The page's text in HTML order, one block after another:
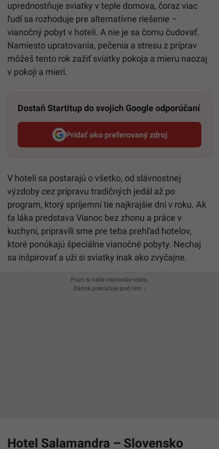
uprednostňuje sviatky v teple domova, čoraz viac
ľudí sa rozhoduje pre alternatívne riešenie –
vianočný pobyt v hoteli. A nie je sa čomu čudovať.
Namiesto upratovania, pečenia a stresu z príprav
môžeš tento rok zažiť sviatky pokoja a mieru naozaj
v pokoji a mieri.
Dostaň Startitup do svojich Google odporúčaní
Pridať ako preferovaný zdroj
Startitup, odkaz sa otvorí v
V hoteli sa postarajú o všetko, od slávnostnej
výzdoby cez prípravu tradičných jedál až po
program, ktorý spríjemní tie najkrajšie dni v roku. Ak
ťa láka predstava Vianoc bez zhonu a práce v
kuchyni, pripravili sme pre teba prehľad hotelov,
ktoré ponúkajú špeciálne vianočné pobyty. Nechaj
sa inšpirovať a uži si sviatky inak ako zvyčajne.
Pozri si naše najnovšie video,
článok pokračuje pod ním ↓
Hotel Salamandra – Slovensko